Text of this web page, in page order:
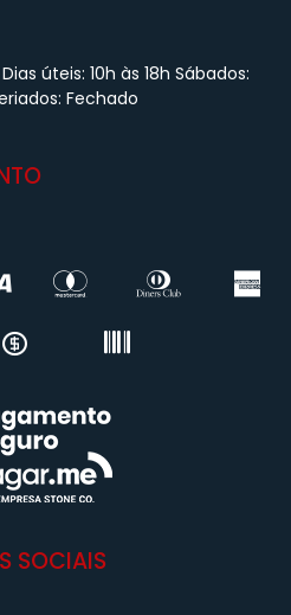
úteis: 10h às 18h Sábados:
Fechado
SOCIAIS